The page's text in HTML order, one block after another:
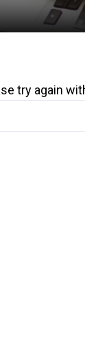
try again